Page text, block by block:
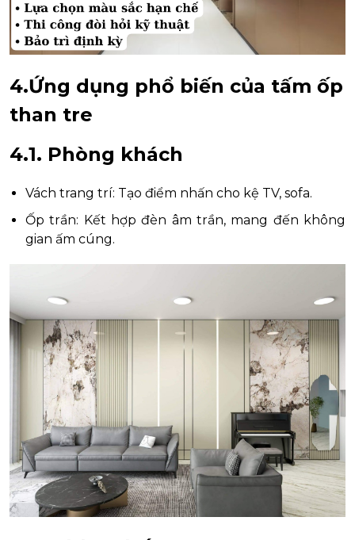
4.Ứng dụng phổ biến của tấm ốp
than tre
4.1. Phòng khách
Vách trang trí: Tạo điểm nhấn cho kệ TV, sofa.
Ốp trần: Kết hợp đèn âm trần, mang đến không
gian ấm cúng.